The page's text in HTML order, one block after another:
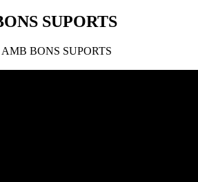
SUPORTS
BONS SUPORTS